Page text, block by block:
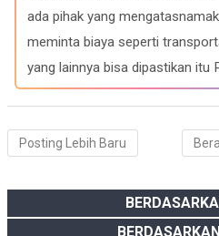
ada pihak yang
meminta biaya seperti
yang lainnya bisa dipastikan itu
Posting Lebih Baru